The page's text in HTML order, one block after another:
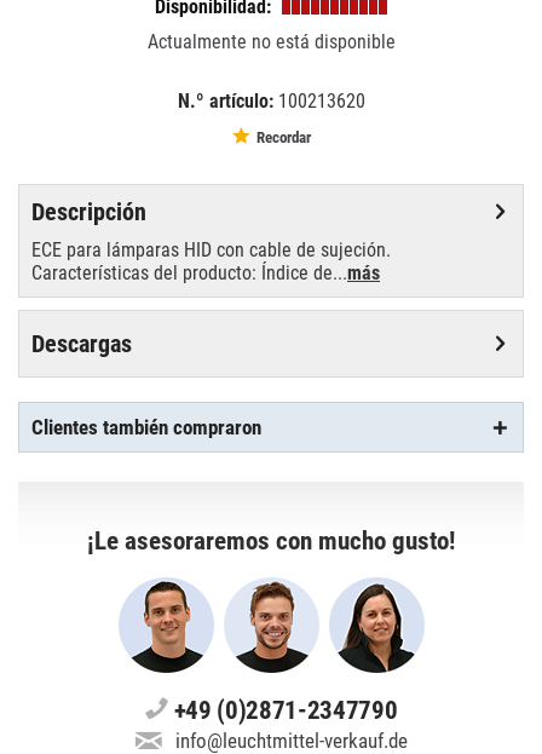
Disponibilidad:
Actualmente no está disponible
N.º artículo: 100213620
Recordar
Descripción
ECE para lámparas HID con cable de sujeción.
Características del producto: Índice de...más
Descargas
Clientes también compraron
¡Le asesoraremos con mucho gusto!
+49 (0)2871-2347790
info@leuchtmittel-verkauf.de